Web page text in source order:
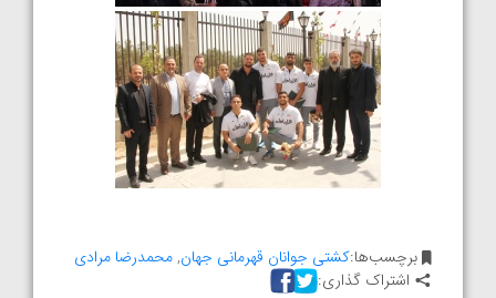
برچسب‌ها:کشتی جوانان قهرمانی جهان,محمدرضا مرادی
اشتراک گذاری: